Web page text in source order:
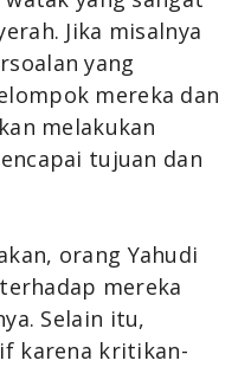
Jika misalnya
yang
mereka dan
melakukan
tujuan dan
orang Yahudi
mereka
Selain itu,
karena kritikan-